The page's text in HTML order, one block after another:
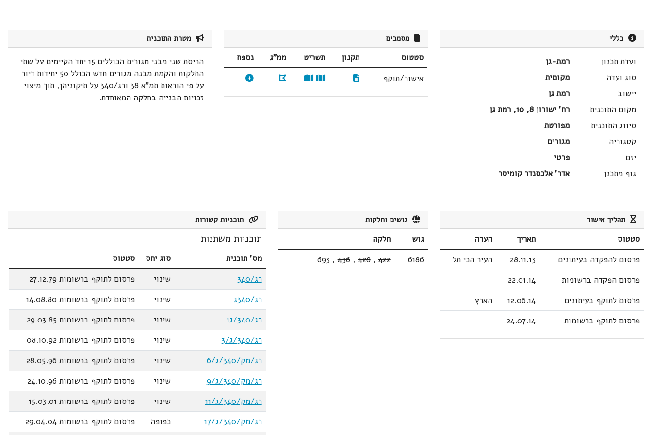
כללי
ועדת תכנון
רמת-גן
סוג ועדה
מקומית
יישוב
רמת גן
מקום התוכנית
רח' ישורון 8, 10, רמת גן
סיווג התוכנית
מפורטת
קטגוריה
מגורים
יזם
פרטי
גוף מתכנן
אדר' אלכסנדר קומיסר
מסמכים
סטטוס תקנון תשריט ממ"ג
נספח
אישור/תוקף
מטרת התוכנית
הריסת שני מבני מגורים הכוללים 15 יחד הקיימים על שתי
החלקות והקמת מבנה מגורים חדש הכולל 50 יחידות דיור
על פי הוראות תמ"א 38 ורג/340 על תיקוניהן, תוך מיצוי
זכויות הבנייה בחלקה המאוחדת.
תהליך אישור
סטטוס תאריך
הערה
פרסום להפקדה בעיתונים
28.11.13
העיר הכי תל
פרסום הפקדה ברשומות
22.01.14
פרסום לתוקף בעיתונים
12.06.14
הארץ
פרסום לתוקף ברשומות
24.07.14
גושים וחלקות
גוש
חלקה
6186
422
,
428
,
436
,
693
תוכניות קשורות
תוכניות משתנות
מס' תוכנית סוג יחס
סטטוס
רג/340
שינוי
פרסום לתוקף ברשומות 27.12.79
רג/340ג
שינוי
פרסום לתוקף ברשומות 14.08.80
רג/340/ג1
שינוי
פרסום לתוקף ברשומות 29.03.85
רג/340/ג/3
שינוי
פרסום לתוקף ברשומות 08.10.92
רג/מק/340/ג/6
שינוי
פרסום לתוקף ברשומות 28.05.96
רג/מק/340/ג/9
שינוי
פרסום לתוקף ברשומות 24.10.96
רג/מק/340/ג/11
שינוי
פרסום לתוקף ברשומות 15.03.01
רג/מק/340/ג/17
כפופה
פרסום לתוקף ברשומות 29.04.04